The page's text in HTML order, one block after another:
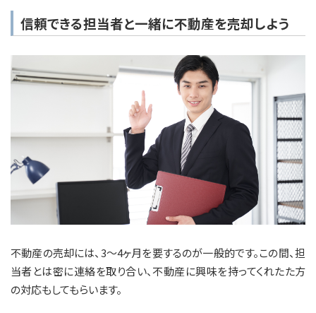
信頼できる担当者と一緒に不動産を売却しよう
不動産の売却には、3〜4ヶ月を要するのが一般的です。この間、担
当者とは密に連絡を取り合い、不動産に興味を持ってくれたた方
の対応もしてもらいます。